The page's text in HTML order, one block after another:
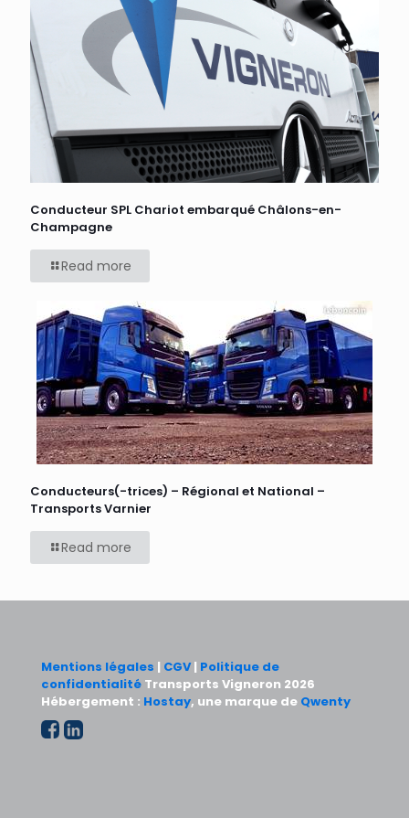
Conducteur SPL Chariot embarqué Châlons-en-
Champagne
Read more
Conducteurs(-trices) – Régional et National –
Transports Varnier
Read more
Mentions légales | CGV| Politique de
confidentialité Transports Vigneron 2026
Hébergement : Hostay, une marque de Qwenty